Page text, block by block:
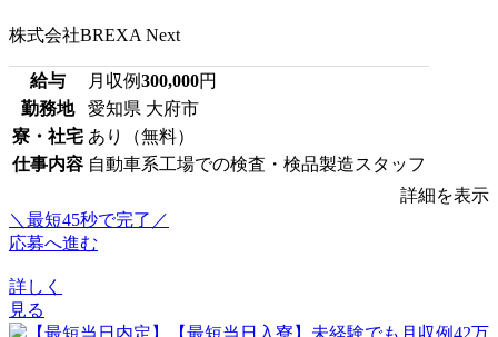
株式会社BREXA Next
給与 月収例300,000円
勤務地
愛知県 大府市
寮・社宅 あり（無料）
仕事内容 自動車系工場での検査・検品製造スタッフ
詳細を表示
＼最短45秒で完了／
応募へ進む
詳しく
見る